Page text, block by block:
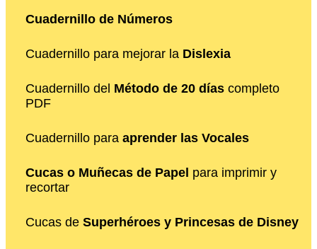
Cuadernillo de Números
Cuadernillo para mejorar la Dislexia
Cuadernillo del Método de 20 días completo
PDF
Cuadernillo para aprender las Vocales
Cucas o Muñecas de Papel para imprimir y
recortar
Cucas de Superhéroes y Princesas de Disney